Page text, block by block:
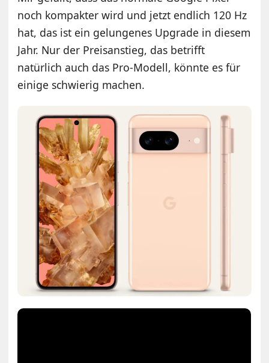
noch kompakter wird und jetzt endlich 120 Hz
hat, das ist ein gelungenes Upgrade in diesem
Jahr. Nur der Preisanstieg, das betrifft
natürlich auch das Pro-Modell, könnte es für
einige schwierig machen.